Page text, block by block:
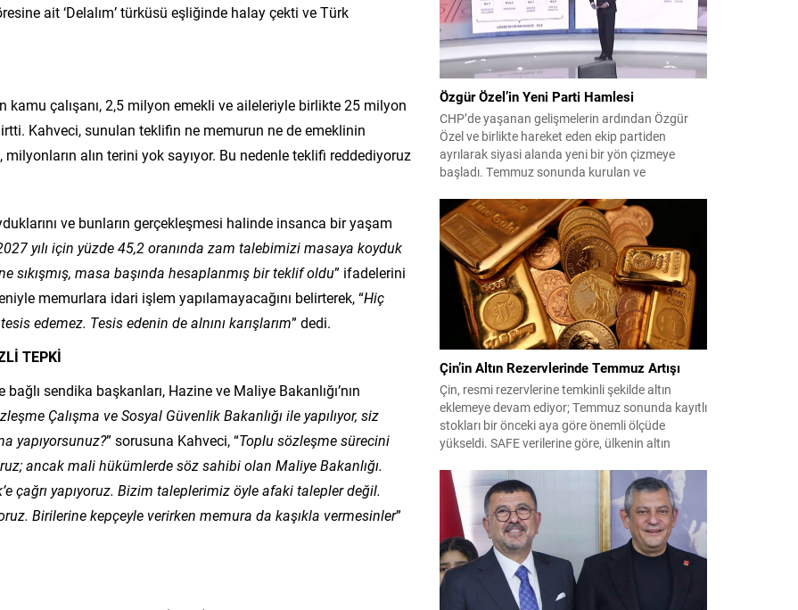
ait ‘Delalım’ türküsü eşliğinde halay çekti ve Türk
kamu çalışanı, 2,5 milyon emekli ve aileleriyle birlikte 25 milyon
Kahveci, sunulan teklifin ne memurun ne de emeklinin
alın terini yok sayıyor. Bu nedenle teklifi reddediyoruz
ve bunların gerçekleşmesi halinde insanca bir yaşam
yılı için yüzde 45,2 oranında zam talebimizi masaya koyduk
masa başında hesaplanmış bir teklif oldu” ifadelerini
memurlara idari işlem yapılamayacağını belirterek, “Hiç
edemez. Tesis edenin de alnını karışlarım” dedi.
TEPKİ
bağlı sendika başkanları, Hazine ve Maliye Bakanlığı’nın
Çalışma ve Sosyal Güvenlik Bakanlığı ile yapılıyor, siz
yapıyorsunuz?” sorusuna Kahveci, “Toplu sözleşme sürecini
ancak mali hükümlerde söz sahibi olan Maliye Bakanlığı.
çağrı yapıyoruz. Bizim taleplerimiz öyle afaki talepler değil.
Birilerine kepçeyle verirken memura da kaşıkla vermesinler”
Özgür Özel’in Yeni Parti Hamlesi
CHP’de yaşanan gelişmelerin ardından Özgür
Özel ve birlikte hareket eden ekip partiden
ayrılarak siyasi alanda yeni bir yön çizmeye
başladı. Temmuz sonunda kurulan ve
kısa sürede muhalif medyanın gündemine girdi.
Kuruluşun hemen ardından bazı anket sonuçları
kamuoyuna yansıyınca, partinin tabanda karşılık
bulduğu iddiaları gündemi...
Çin’in Altın Rezervlerinde Temmuz Artışı
Çin, resmi rezervlerine temkinli şekilde altın
eklemeye devam ediyor; Temmuz sonunda kayıtlı
stokları bir önceki aya göre önemli ölçüde
yükseldi. SAFE verilerine göre, ülkenin altın
göstererek 76.080.000 ons seviyesine ulaştı. Bu
artış, Çin’in aylık alımlarında yıl içinde dikkat
çeken bir yükselişi temsil ediyor. Temmuz...